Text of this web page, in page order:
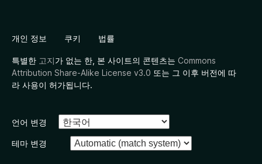
개인 정보 쿠키 법률
특별한 고지가 없는 한, 본 사이트의 콘텐츠는 Commons
Attribution Share-Alike License v3.0 또는 그 이후 버전에 따
라 사용이 허가됩니다.
언어 변경
테마 변경